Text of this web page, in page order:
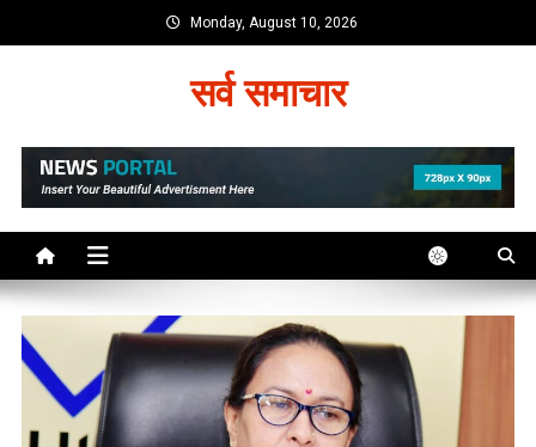
to
Monday, August 10, 2026
सर्व समाचार